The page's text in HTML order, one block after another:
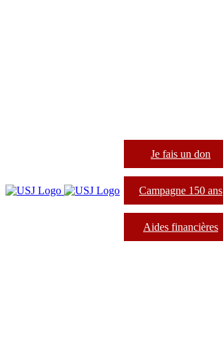
Je fais un don
Campagne 150 ans
Aides financières